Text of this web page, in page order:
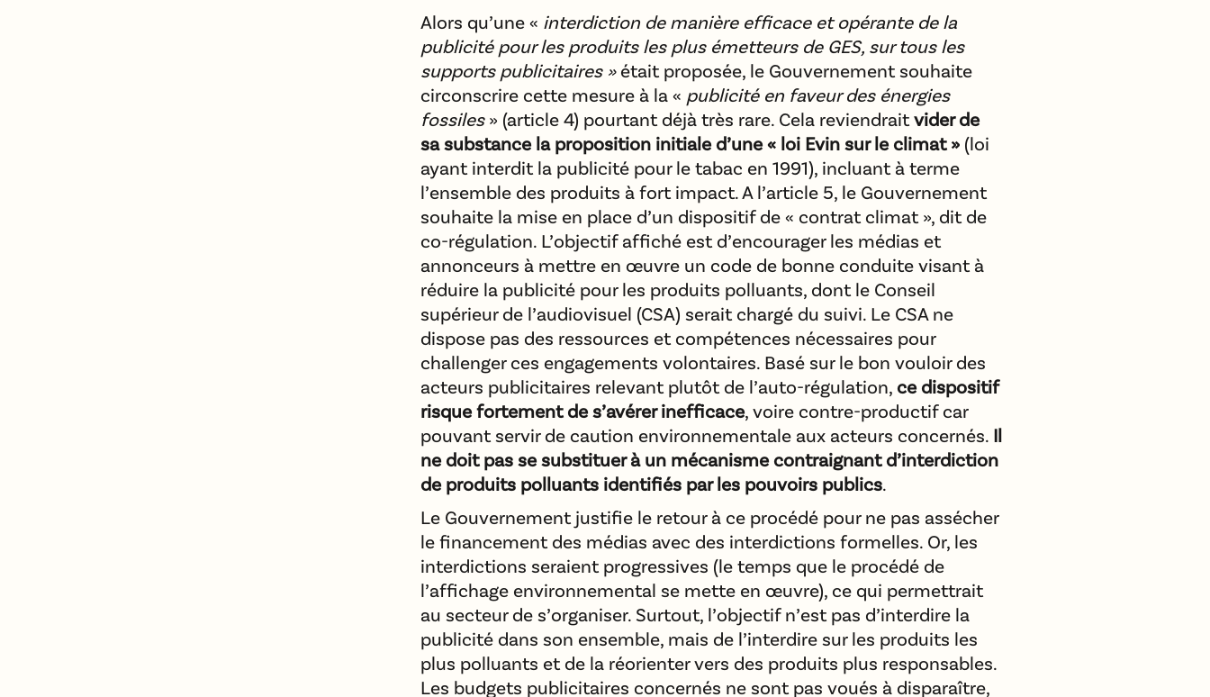
Alors qu’une « interdiction de manière efficace et opérante de la
publicité pour les produits les plus émetteurs de GES, sur tous les
supports publicitaires »était proposée, le Gouvernement souhaite
circonscrire cette mesure à la « publicité en faveur des énergies
fossiles» (article 4) pourtant déjà très rare. Cela reviendraitvider de
sa substance la proposition initiale d’une « loi Evin sur le climat » (loi
ayant interdit la publicité pour le tabac en 1991), incluant à terme
l’ensemble des produits à fort impact. A l’article 5, le Gouvernement
souhaite la mise en place d’un dispositif de « contrat climat », dit de
co-régulation. L’objectif affiché est d’encourager les médias et
annonceurs à mettre en œuvre un code de bonne conduite visant à
réduire la publicité pour les produits polluants, dont le Conseil
supérieur de l’audiovisuel (CSA) serait chargé du suivi. Le CSA ne
dispose pas des ressources et compétences nécessaires pour
challenger ces engagements volontaires. Basé sur le bon vouloir des
acteurs publicitaires relevant plutôt de l’auto-régulation, ce dispositif
risque fortement de s’avérer inefficace, voire contre-productif car
pouvant servir de caution environnementale aux acteurs concernés. Il
ne doit pas se substituer à un mécanisme contraignant d’interdiction
de produits polluants identifiés par les pouvoirs publics.
Le Gouvernement justifie le retour à ce procédé pour ne pas assécher
le financement des médias avec des interdictions formelles. Or, les
interdictions seraient progressives (le temps que le procédé de
l’affichage environnemental se mette en œuvre), ce qui permettrait
au secteur de s’organiser. Surtout, l’objectif n’est pas d’interdire la
publicité dans son ensemble, mais de l’interdire sur les produits les
plus polluants et de la réorienter vers des produits plus responsables.
Les budgets publicitaires concernés ne sont pas voués à disparaître,